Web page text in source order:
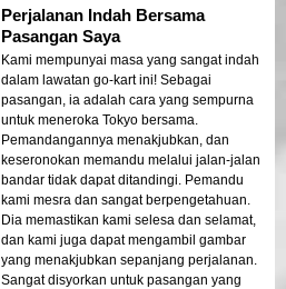
Perjalanan Indah Bersama
Pasangan Saya
Kami mempunyai masa yang sangat indah
dalam lawatan go-kart ini! Sebagai
pasangan, ia adalah cara yang sempurna
untuk meneroka Tokyo bersama.
Pemandangannya menakjubkan, dan
keseronokan memandu melalui jalan-jalan
bandar tidak dapat ditandingi. Pemandu
kami mesra dan sangat berpengetahuan.
Dia memastikan kami selesa dan selamat,
dan kami juga dapat mengambil gambar
yang menakjubkan sepanjang perjalanan.
Sangat disyorkan untuk pasangan yang